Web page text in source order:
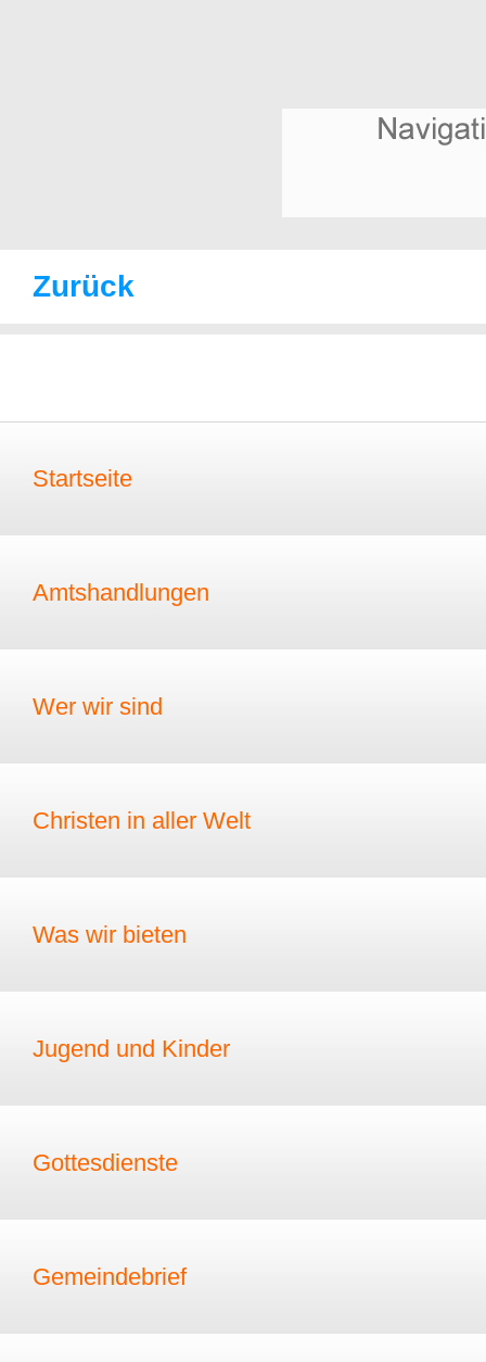
Zurück
Startseite
Amtshandlungen
Wer wir sind
Christen in aller Welt
Was wir bieten
Jugend und Kinder
Gottesdienste
Gemeindebrief